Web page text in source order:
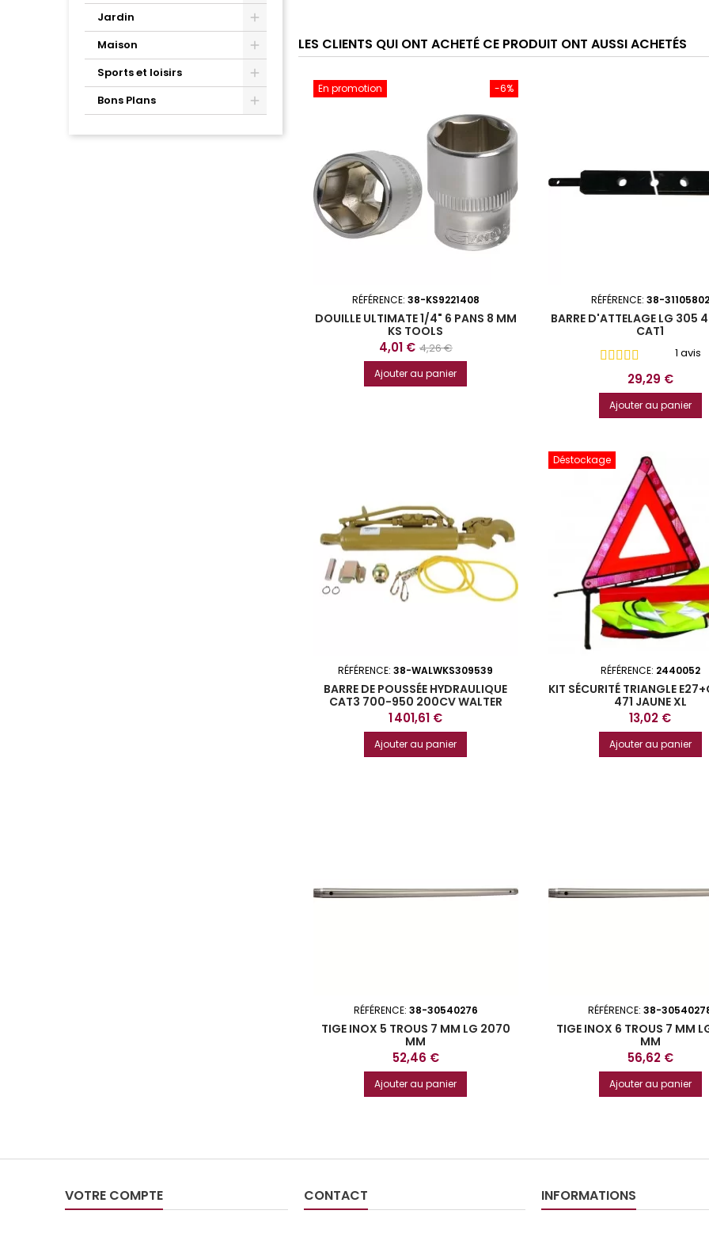
Jardin
Maison
Sports et loisirs
Bons Plans
LES CLIENTS QUI ONT ACHETÉ CE PRODUIT ONT AUSSI ACHETÉS
-6%
En promotion
RÉFÉRENCE: 38-KS9221408
DOUILLE ULTIMATE 1/4" 6 PANS 8 MM
KS TOOLS
Prix
4,01 € Prix
de
base
4,26 €
Ajouter au panier
RÉFÉRENCE: 38-31105802
BARRE D'ATTELAGE LG 305
CAT1
1 avis
Prix
29,29 €
Ajouter au panier
RÉFÉRENCE:38-WALWKS309539
BARRE DE POUSSÉE HYDRAULIQUE
CAT3 700-950 200CV WALTER
Prix
1 401,61 €
Ajouter au panier
Déstockage
RÉFÉRENCE: 2440052
KIT SÉCURITÉ TRIANGLE
471 JAUNE XL
Prix
13,02 €
Ajouter au panier
RÉFÉRENCE: 38-30540276
TIGE INOX 5 TROUS 7 MM LG 2070
MM
Prix
52,46 €
Ajouter au panier
RÉFÉRENCE:38-
TIGE INOX 6 TROUS 7 MM
MM
Prix
56,62 €
Ajouter au panier
VOTRE COMPTE CONTACT INFORMATIONS